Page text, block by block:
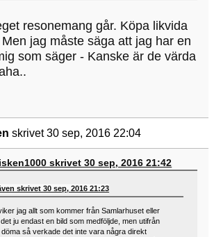
resonemang går. Köpa likvida
jag måste säga att jag har en
som säger - Kanske är de värda
skrivet 30 sep, 2016 22:04
skrivet 30 sep, 2016 21:42
skrivet 30 sep, 2016 21:23
jag allt som kommer från Samlarhuset eller
ju endast en bild som medföljde, men utifrån
döma så verkade det inte vara några direkt